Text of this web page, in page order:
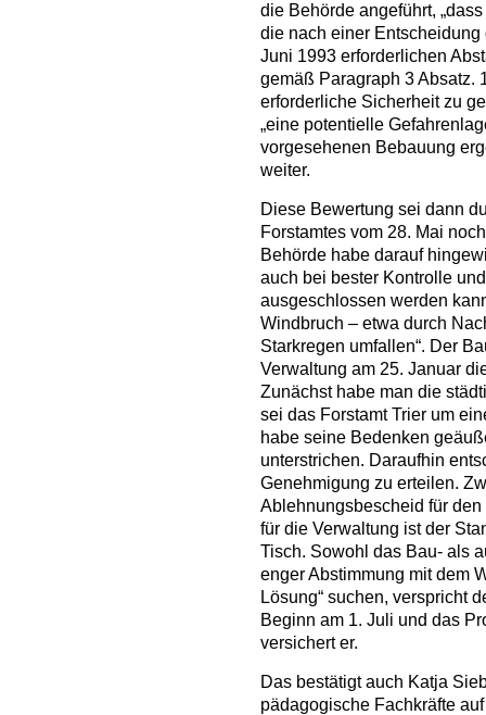
die Behörde angeführt,
die nach einer
Juni 1993 erforderlichen
gemäß Paragraph 3 Absatz.
erforderliche Sicherheit zu
„eine potentielle
vorgesehenen Bebauung
weiter.
Diese Bewertung sei dann
Forstamtes vom 28. Mai
Behörde habe darauf
auch bei bester Kontrolle
ausgeschlossen werden
Windbruch – etwa durch
Starkregen umfallen“. Der
Verwaltung am 25. Januar
Zunächst habe man die
sei das Forstamt Trier um
habe seine Bedenken
unterstrichen. Daraufhin
Genehmigung zu erteilen.
Ablehnungsbescheid für
für die Verwaltung ist der
Tisch. Sowohl das Bau- als
enger Abstimmung mit dem
Lösung“ suchen, verspricht
Beginn am 1. Juli und das
versichert er.
Das bestätigt auch Katja
pädagogische Fachkräfte